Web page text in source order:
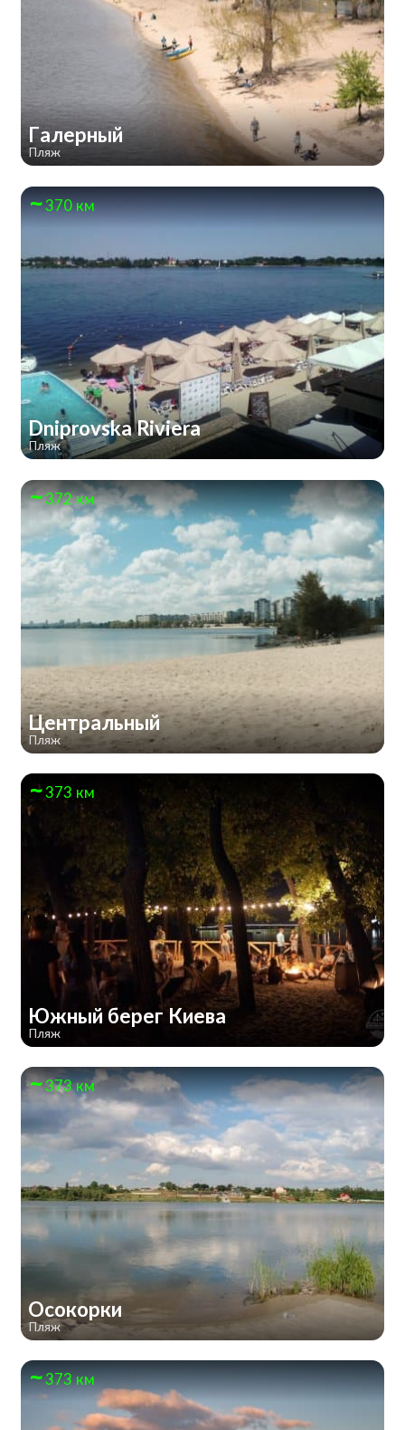
Галерный
Пляж
370 км
Dniprovska Riviera
Пляж
372 км
Центральный
Пляж
373 км
Южный берег Киева
Пляж
373 км
Осокорки
Пляж
373 км